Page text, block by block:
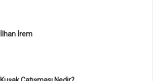
İlhan İrem